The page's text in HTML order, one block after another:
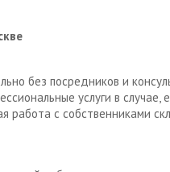
без посредников и
услуги в
работа с собственниками